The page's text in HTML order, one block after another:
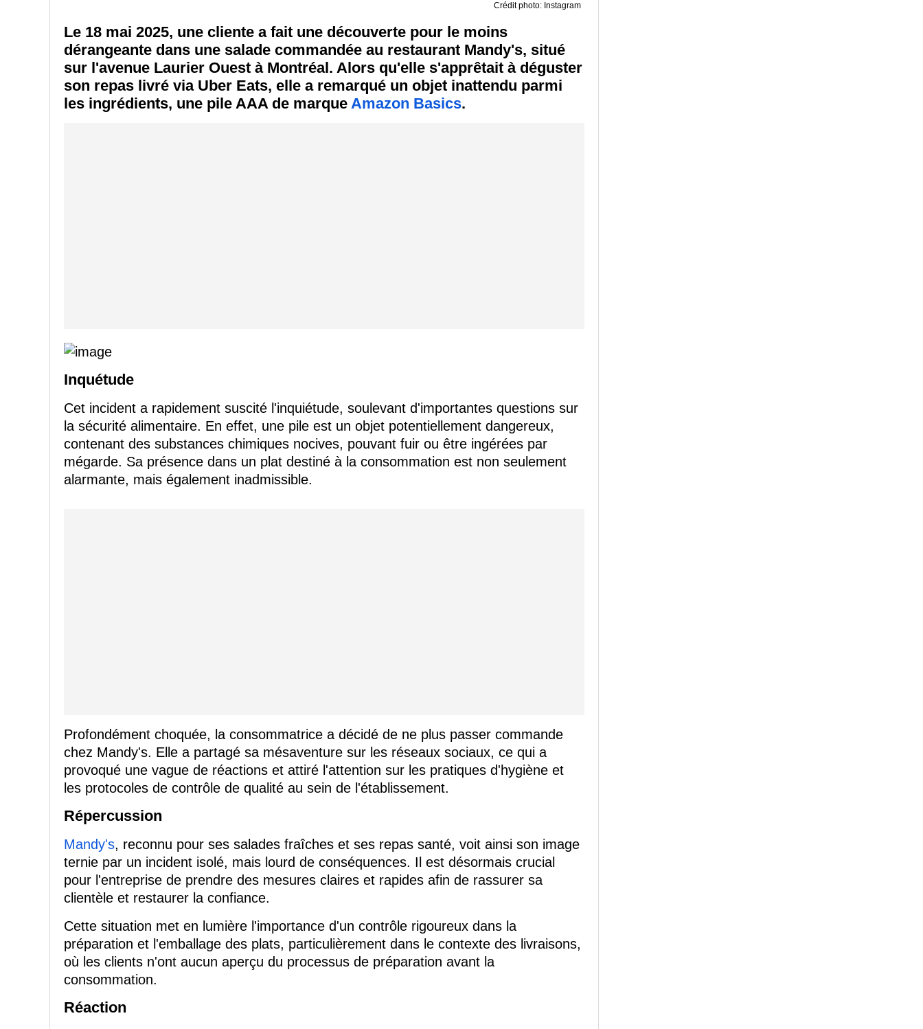
Crédit photo: Instagram
Le 18 mai 2025, une cliente a fait une découverte pour le moins
dérangeante dans une salade commandée au restaurant Mandy's, situé
sur l'avenue Laurier Ouest à Montréal. Alors qu'elle s'apprêtait à déguster
son repas livré via Uber Eats, elle a remarqué un objet inattendu parmi
les ingrédients, une pile AAA de marque Amazon Basics.
Inquétude
Cet incident a rapidement suscité l'inquiétude, soulevant d'importantes questions sur
la sécurité alimentaire. En effet, une pile est un objet potentiellement dangereux,
contenant des substances chimiques nocives, pouvant fuir ou être ingérées par
mégarde. Sa présence dans un plat destiné à la consommation est non seulement
alarmante, mais également inadmissible.
Profondément choquée, la consommatrice a décidé de ne plus passer commande
chez Mandy's. Elle a partagé sa mésaventure sur les réseaux sociaux, ce qui a
provoqué une vague de réactions et attiré l'attention sur les pratiques d'hygiène et
les protocoles de contrôle de qualité au sein de l'établissement.
Répercussion
Mandy's, reconnu pour ses salades fraîches et ses repas santé, voit ainsi son image
ternie par un incident isolé, mais lourd de conséquences. Il est désormais crucial
pour l'entreprise de prendre des mesures claires et rapides afin de rassurer sa
clientèle et restaurer la confiance.
Cette situation met en lumière l'importance d'un contrôle rigoureux dans la
préparation et l'emballage des plats, particulièrement dans le contexte des livraisons,
où les clients n'ont aucun aperçu du processus de préparation avant la
consommation.
Réaction